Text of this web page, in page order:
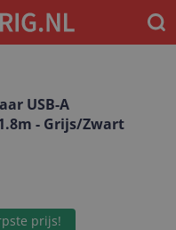
USB-A
- Grijs/Zwart
prijs!